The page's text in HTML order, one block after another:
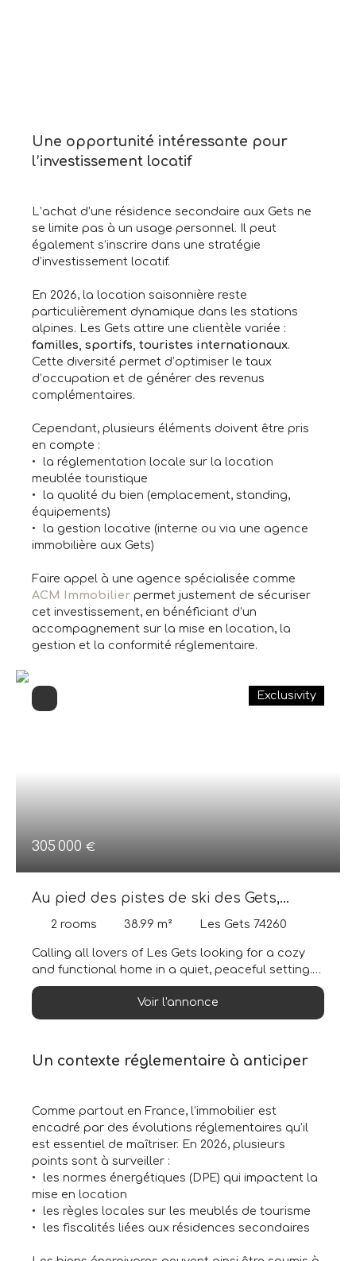
Une opportunité intéressante pour
l’investissement locatif
L’achat d’une résidence secondaire aux Gets ne
se limite pas à un usage personnel. Il peut
également s’inscrire dans une stratégie
d’investissement locatif.
En 2026, la location saisonnière reste
particulièrement dynamique dans les stations
alpines. Les Gets attire une clientèle variée :
familles, sportifs, touristes internationaux.
Cette diversité permet d’optimiser le taux
d’occupation et de générer des revenus
complémentaires.
Cependant, plusieurs éléments doivent être pris
en compte :
la réglementation locale sur la location
meublée touristique
la qualité du bien (emplacement, standing,
équipements)
la gestion locative (interne ou via une agence
immobilière aux Gets)
Faire appel à une agence spécialisée comme
ACM Immobilier permet justement de sécuriser
cet investissement, en bénéficiant d’un
accompagnement sur la mise en location, la
gestion et la conformité réglementaire.
305 000 €
Exclusivity
Au pied des pistes de ski des Gets,
charmant T2 à vendre
2 rooms 38.99 m² Les Gets 74260
Calling all lovers of Les Gets looking for a cozy
and functional home in a quiet, peaceful setting.
This charming 2-room apartment is sure to catch
your eye with its spacious layout and prime
location at the foot of the ski slopes, right next to
center and the summer recreation center. The
apartment features a recently renovated, fully
—perfect for sunny, unobstructed breakfasts; a
pleasant bathroom; and a spacious bedroom.
The property also includes a ski locker and a
storage room. For parking, a private outdoor
parking space at the residence is available for
your vehicle. Additional information and viewings
available upon request.
Voir l'annonce
Un contexte réglementaire à anticiper
Comme partout en France, l’immobilier est
encadré par des évolutions réglementaires qu’il
est essentiel de maîtriser. En 2026, plusieurs
points sont à surveiller :
les normes énergétiques (DPE) qui impactent la
mise en location
les règles locales sur les meublés de tourisme
les fiscalités liées aux résidences secondaires